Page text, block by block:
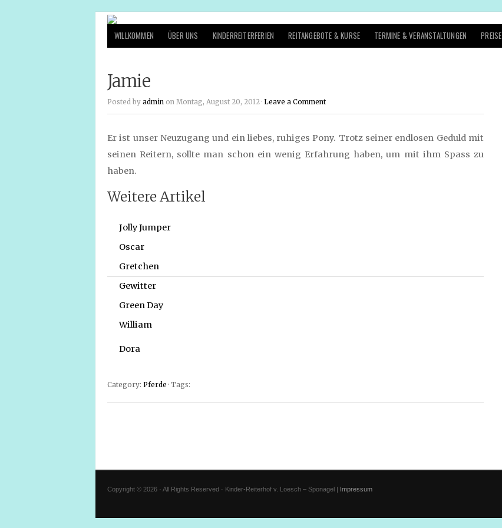
WILLKOMMEN ÜBER UNS KINDERREITERFERIEN REITANGEBOTE & KURSE TERMINE & VERANSTALTUNGEN PREISE
Jamie
Posted by admin on Montag, August 20, 2012 · Leave a Comment
Er ist unser Neuzugang und ein liebes, ruhiges Pony. Trotz seiner endlosen Geduld mit
seinen Reitern, sollte man schon ein wenig Erfahrung haben, um mit ihm Spass zu
haben.
Weitere Artikel
Jolly Jumper
Oscar
Gretchen
Gewitter
Green Day
William
Dora
Category: Pferde · Tags:
Copyright © 2026 · All Rights Reserved · Kinder-Reiterhof v. Loesch – Sponagel | Impressum